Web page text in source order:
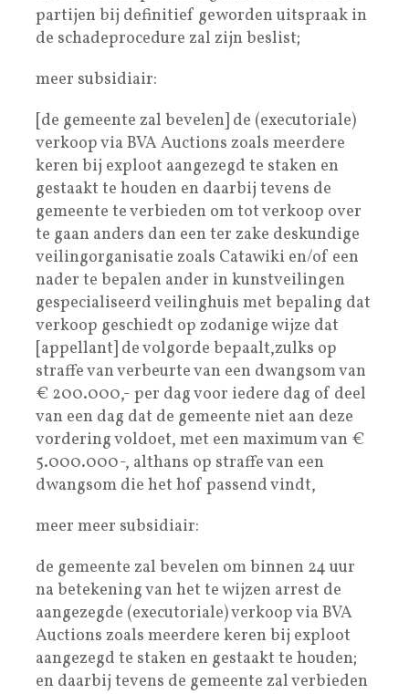
partijen bij definitief geworden uitspraak in
de schadeprocedure zal zijn beslist;
meer subsidiair:
[de gemeente zal bevelen] de (executoriale)
verkoop via BVA Auctions zoals meerdere
keren bij exploot aangezegd te staken en
gestaakt te houden en daarbij tevens de
gemeente te verbieden om tot verkoop over
te gaan anders dan een ter zake deskundige
veilingorganisatie zoals Catawiki en/of een
nader te bepalen ander in kunstveilingen
gespecialiseerd veilinghuis met bepaling dat
verkoop geschiedt op zodanige wijze dat
[appellant] de volgorde bepaalt,zulks op
straffe van verbeurte van een dwangsom van
€ 200.000,- per dag voor iedere dag of deel
van een dag dat de gemeente niet aan deze
vordering voldoet, met een maximum van €
5.000.000-, althans op straffe van een
dwangsom die het hof passend vindt,
meer meer subsidiair:
de gemeente zal bevelen om binnen 24 uur
na betekening van het te wijzen arrest de
aangezegde (executoriale) verkoop via BVA
Auctions zoals meerdere keren bij exploot
aangezegd te staken en gestaakt te houden;
en daarbij tevens de gemeente zal verbieden